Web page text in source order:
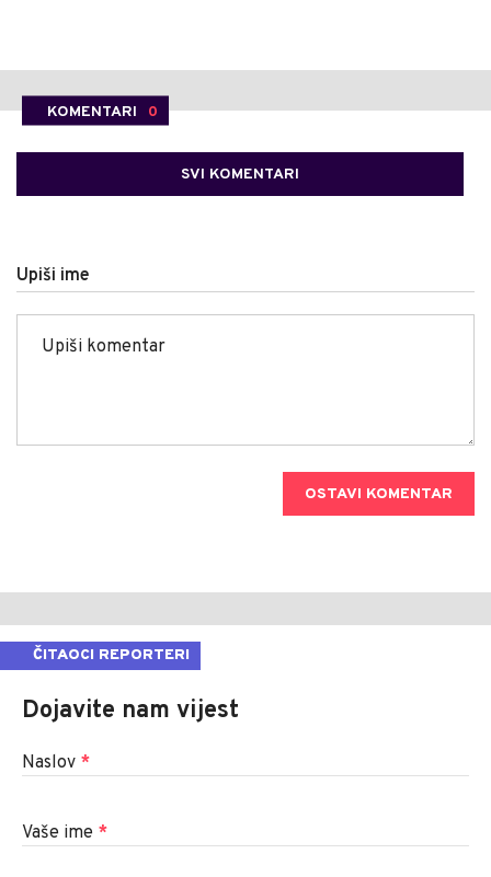
KOMENTARI 0
SVI KOMENTARI
Upiši ime
OSTAVI KOMENTAR
ČITAOCI REPORTERI
Dojavite nam vijest
Naslov *
Vaše ime *